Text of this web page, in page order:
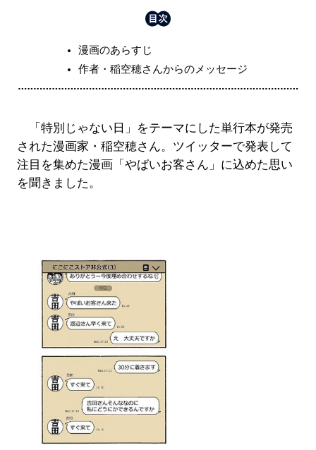
漫画のあらすじ
作者・稲空穂さんからのメッセージ
「特別じゃない日」をテーマにした単行本が発売
された漫画家・稲空穂さん。ツイッターで発表して
注目を集めた漫画「やばいお客さん」に込めた思い
を聞きました。